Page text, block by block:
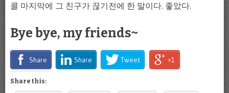
콜 마지막에 그 친구가 끊기전에 한 말이다. 좋았다.
Bye bye, my friends~
Share Share Tweet +1
Share this: